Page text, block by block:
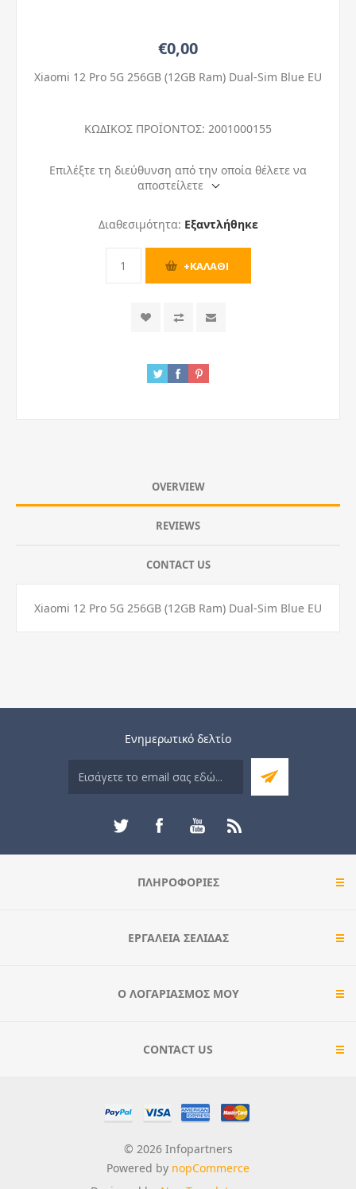
€0,00
Xiaomi 12 Pro 5G 256GB (12GB Ram) Dual-Sim Blue EU
ΚΩΔΙΚΟΣ ΠΡΟΪΟΝΤΟΣ: 2001000155
Επιλέξτε τη διεύθυνση από την οποία θέλετε να
αποστείλετε
Διαθεσιμότητα: Εξαντλήθηκε
OVERVIEW
REVIEWS
CONTACT US
Xiaomi 12 Pro 5G 256GB (12GB Ram) Dual-Sim Blue EU
Ενημερωτικό δελτίο
ΠΛΗΡΟΦΟΡΊΕΣ
ΕΡΓΑΛΕΊΑ ΣΕΛΊΔΑΣ
Ο ΛΟΓΑΡΙΑΣΜΌΣ ΜΟΥ
CONTACT US
© 2026 Infopartners
Powered by nopCommerce